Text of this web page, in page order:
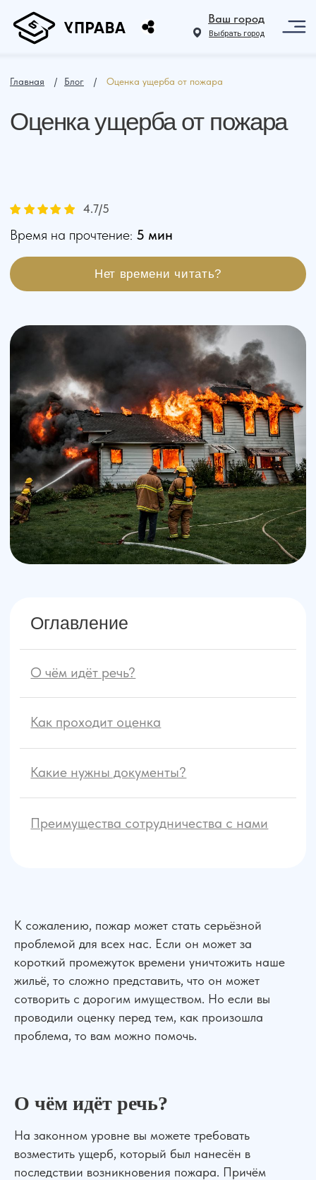
Выбрать город
Оценка ущерба от пожара
Оглавление
О чём идёт речь?
Как проходит оценка
Какие нужны документы?
К сожалению, пожар может стать серьёзной
проблемой для всех нас. Если он может за
короткий промежуток времени уничтожить наше
жильё, то сложно представить, что он может
сотворить с дорогим имуществом. Но если вы
проводили оценку перед тем, как произошла
проблема, то вам можно помочь.
О чём идёт речь?
На законном уровне вы можете требовать
возместить ущерб, который был нанесён в
последствии возникновения пожара. Причём